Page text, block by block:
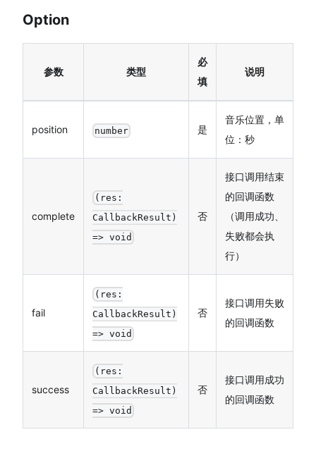
Option
参数 类型
必
填
说明
position number 是
音乐位置，单
位：秒
complete
(res:
CallbackResult)
=> void
否
接口调用结束
的回调函数
（调用成功、
失败都会执
行）
fail
(res:
CallbackResult)
=> void
否
接口调用失败
的回调函数
success
(res:
CallbackResult)
=> void
否
接口调用成功
的回调函数